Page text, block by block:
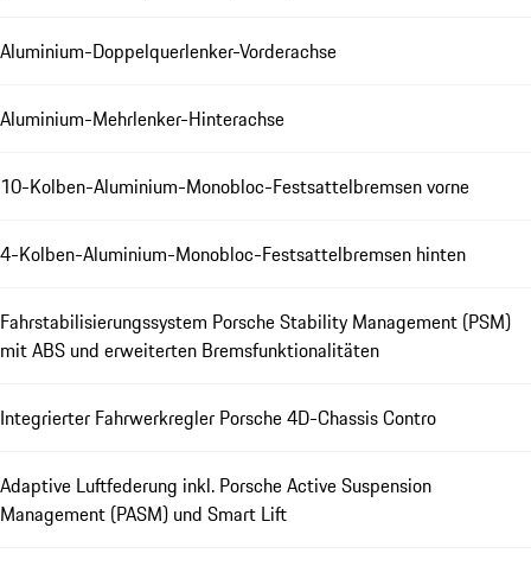
Aluminium-Doppelquerlenker-Vorderachse
Aluminium-Mehrlenker-Hinterachse
10-Kolben-Aluminium-Monobloc-Festsattelbremsen vorne
4-Kolben-Aluminium-Monobloc-Festsattelbremsen hinten
Fahrstabilisierungssystem Porsche Stability Management (PSM)
mit ABS und erweiterten Bremsfunktionalitäten
Integrierter Fahrwerkregler Porsche 4D-Chassis Contro
Adaptive Luftfederung inkl. Porsche Active Suspension
Management (PASM) und Smart Lift